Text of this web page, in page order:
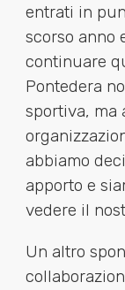
entrati in
scorso anno
continuare
Pontedera
sportiva, ma
abbiamo
apporto e
vedere il
Un altro